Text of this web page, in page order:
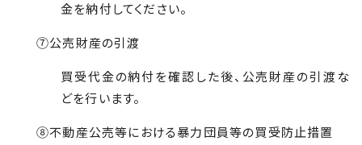
金を納付してください。
⑦公売財産の引渡
買受代金の納付を確認した後、公売財産の引渡な
どを行います。
⑧不動産公売等における暴力団員等の買受防止措置